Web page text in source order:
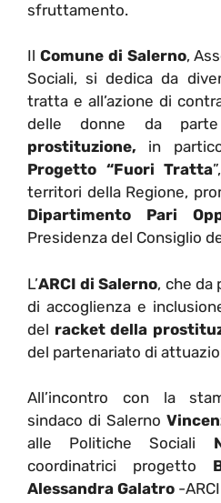
sfruttamento.
Il Comune di Salerno,
Sociali, si dedica da
tratta e all’azione di
delle donne da
prostituzione, in
Progetto “Fuori Tratta
territori della Regione,
Dipartimento Pari
Presidenza del Consiglio
L’ARCI di Salerno, che da
di accoglienza e
del racket della
del partenariato di
All’incontro con la
sindaco di Salerno
alle Politiche Sociali
coordinatrici progetto
Alessandra Galatro -